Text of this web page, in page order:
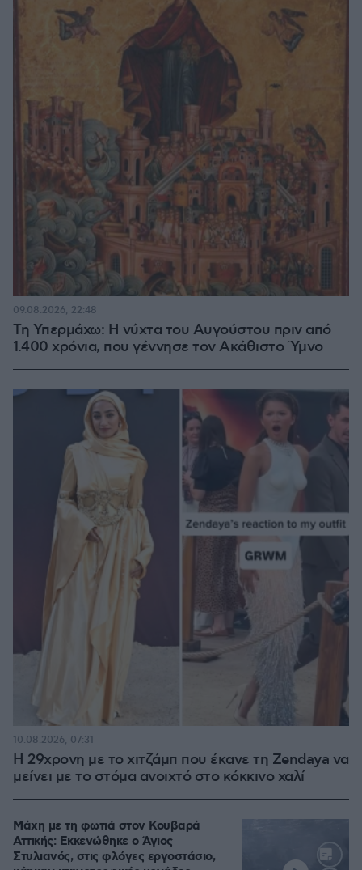
Τη Υπερμάχω: Η νύχτα του Αυγούστου πριν από
1.400 χρόνια, που γέννησε τον Ακάθιστο Ύμνο
09.08.2026, 22:48
Η 29χρονη με το χιτζάμπ που έκανε τη Zendaya να
μείνει με το στόμα ανοιχτό στο κόκκινο χαλί
10.08.2026, 07:31
Μάχη με τη φωτιά στον Κουβαρά
Αττικής: Εκκενώθηκε ο Άγιος
Στυλιανός, στις φλόγες εργοστάσιο,